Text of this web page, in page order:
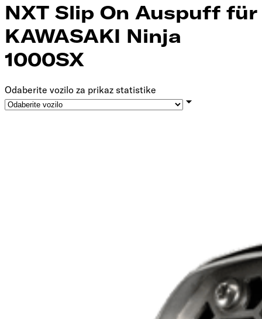
NXT Slip On Auspuff für
KAWASAKI Ninja
1000SX
Odaberite vozilo za prikaz statistike